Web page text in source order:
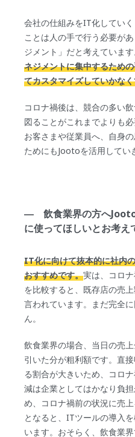
会社の仕組みをIT化してい
ことは人の手で行う必要が
ジメント」だと考えていま
ネジメントに集中するため
てカスタマイズしていかな
コロナ禍後は、競合の多い
図ることがこれまでよりも
お客さまや従業員へ、自身
ためにもJootoを活用してい
― 飲食業界の方へJooto
に使ってほしいとお考え
IT化に向けて抜本的に社内
おすすめです。実は、コロ
を比較すると、既存店の売
言われています。まだ完全
ん。
飲食業界の場合、当日の売
引いた分が粗利額です。直
る割合が大きいため、コロ
減は企業としてはかなり負
め、コロナ禍前の状況に売
となると、ITツールの導入
います。おそらく、飲食業